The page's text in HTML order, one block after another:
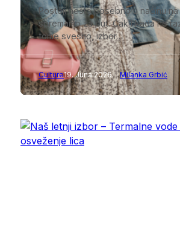
Postoji nešto posebno u načinu
spremamo za put. Čak i kada ne
tome svesno, izbor…
Culture19. Juna 2026. Milanka Grbić